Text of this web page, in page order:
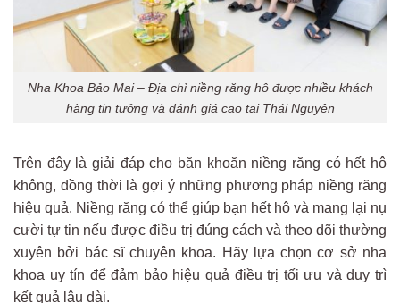
Nha Khoa Bảo Mai – Địa chỉ niềng răng hô được nhiều khách
hàng tin tưởng và đánh giá cao tại Thái Nguyên
Trên đây là giải đáp cho băn khoăn niềng răng có hết hô
không, đồng thời là gợi ý những phương pháp niềng răng
hiệu quả. Niềng răng có thể giúp bạn hết hô và mang lại nụ
cười tự tin nếu được điều trị đúng cách và theo dõi thường
xuyên bởi bác sĩ chuyên khoa. Hãy lựa chọn cơ sở nha
khoa uy tín để đảm bảo hiệu quả điều trị tối ưu và duy trì
kết quả lâu dài.